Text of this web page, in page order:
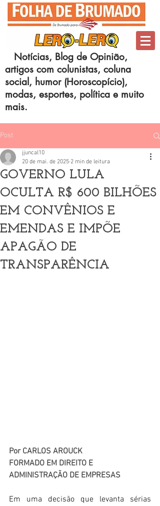
Notícias, Blog de Opinião,
artigos com colunistas, coluna
social, humor (Horoscopício),
modas, esportes, política e muito
mais.
Post
GOVERNO LULA
OCULTA R$ 600 BILHÕES
EM CONVÊNIOS E
EMENDAS E IMPÕE
APAGÃO DE
TRANSPARÊNCIA
jjuncal10
20 de mai. de 2025 2 min de leitura
Por CARLOS AROUCK
FORMADO EM DIREITO E
ADMINISTRAÇÃO DE EMPRESAS
Em uma decisão que levanta sérias